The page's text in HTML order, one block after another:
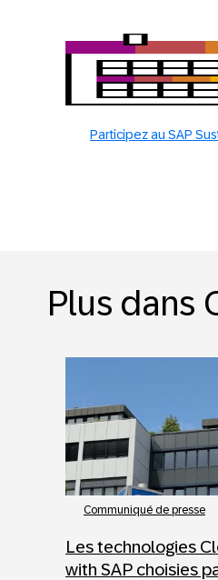
Participez au SAP
Plus dans
Communiqué de presse
Les technologies
with SAP choisies